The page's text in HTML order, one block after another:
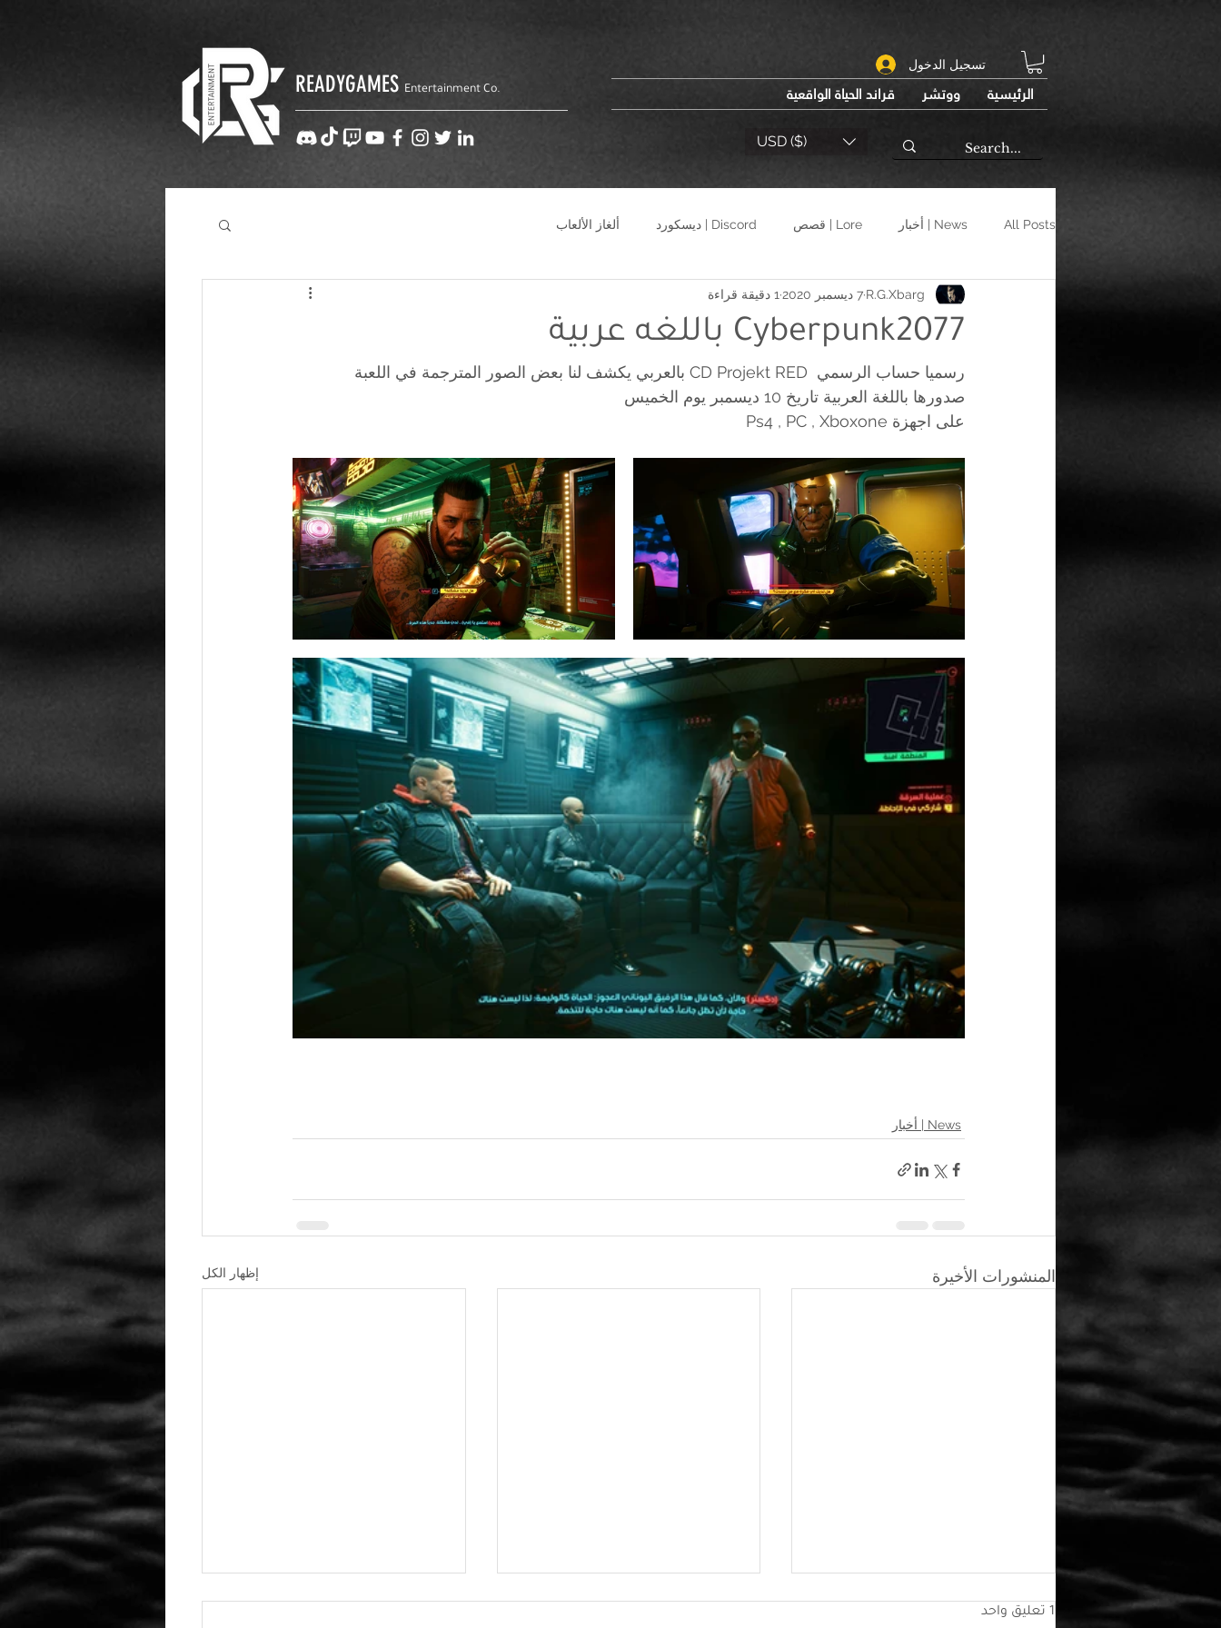
READYGAMES Entertainment Co.
تسجيل الدخول
USD ($)
قراند الحياة الواقعية ووتشر الرئيسية
All Posts News | أخبار Lore | قصص Discord | ديسكورد ألغاز الألعاب
Cyberpunk2077 باللغه عربية
R.G.Xbarg 7 ديسمبر 2020 1 دقيقة قراءة
رسميا حساب الرسمي CD Projekt RED بالعربي يكشف لنا بعض الصور المترجمة في اللعبة
صدورها باللغة العربية تاريخ 10 ديسمبر يوم الخميس
على اجهزة Ps4 , PC , Xboxone
News | أخبار
المنشورات الأخيرة إظهار الكل
1 تعليق واحد